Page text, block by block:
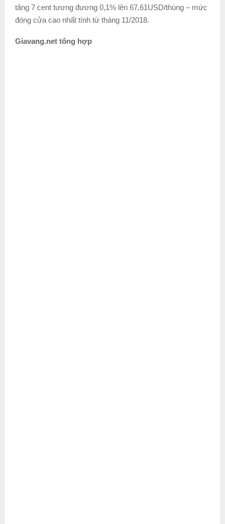
tăng 7 cent tương đương 0,1% lên 67,61USD/thùng – mức
đóng cửa cao nhất tính từ tháng 11/2018.
Giavang.net tổng hợp